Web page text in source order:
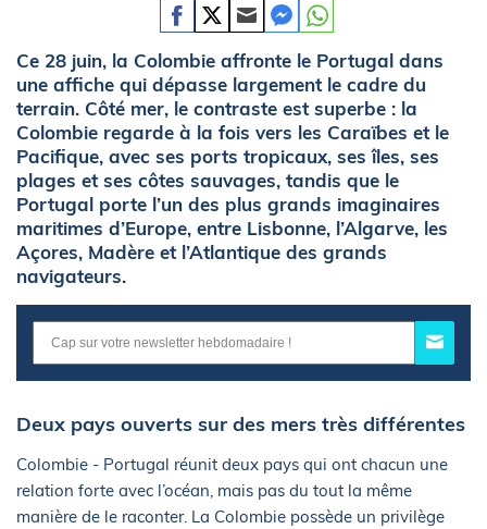
Ce 28 juin, la Colombie affronte le Portugal dans
une affiche qui dépasse largement le cadre du
terrain. Côté mer, le contraste est superbe : la
Colombie regarde à la fois vers les Caraïbes et le
Pacifique, avec ses ports tropicaux, ses îles, ses
plages et ses côtes sauvages, tandis que le
Portugal porte l’un des plus grands imaginaires
maritimes d’Europe, entre Lisbonne, l’Algarve, les
Açores, Madère et l’Atlantique des grands
navigateurs.
Deux pays ouverts sur des mers très différentes
Colombie - Portugal réunit deux pays qui ont chacun une
relation forte avec l’océan, mais pas du tout la même
manière de le raconter. La Colombie possède un privilège